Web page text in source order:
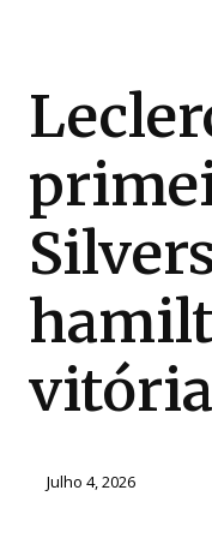
vitória
Julho 4, 2026